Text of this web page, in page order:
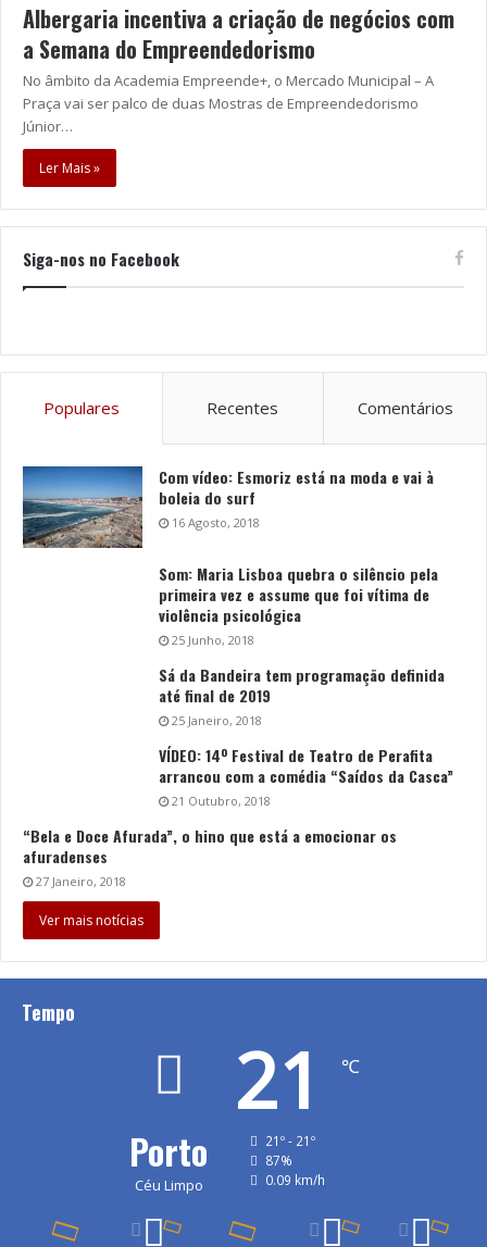
Albergaria incentiva a criação de negócios com
a Semana do Empreendedorismo
No âmbito da Academia Empreende+, o Mercado Municipal – A
Praça vai ser palco de duas Mostras de Empreendedorismo
Júnior…
Ler Mais »
Siga-nos no Facebook
Populares Recentes Comentários
Com vídeo: Esmoriz está na moda e vai à
boleia do surf
16 Agosto, 2018
Som: Maria Lisboa quebra o silêncio pela
primeira vez e assume que foi vítima de
violência psicológica
25 Junho, 2018
Sá da Bandeira tem programação definida
até final de 2019
25 Janeiro, 2018
VÍDEO: 14º Festival de Teatro de Perafita
arrancou com a comédia “Saídos da Casca”
21 Outubro, 2018
“Bela e Doce Afurada”, o hino que está a emocionar os
afuradenses
27 Janeiro, 2018
Ver mais notícias
Tempo
Porto
Céu Limpo
21 ℃
21º - 21º
87%
0.09 km/h